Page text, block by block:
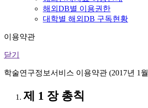
해외DB별 이용권한
대학별 해외DB 구독현황
이용약관
닫기
학술연구정보서비스 이용약관 (2017년 1
제 1 장 총칙